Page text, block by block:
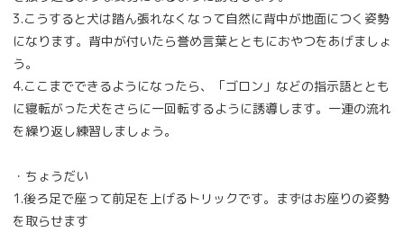
3.こうすると犬は踏ん張れなくなって自然に背中が地面につく姿勢
になります。背中が付いたら誉め言葉とともにおやつをあげましょ
う。
4.ここまでできるようになったら、「ゴロン」などの指示語ととも
に寝転がった犬をさらに一回転するように誘導します。一連の流れ
を繰り返し練習しましょう。
・ちょうだい
1.後ろ足で座って前足を上げるトリックです。まずはお座りの姿勢
を取らせます